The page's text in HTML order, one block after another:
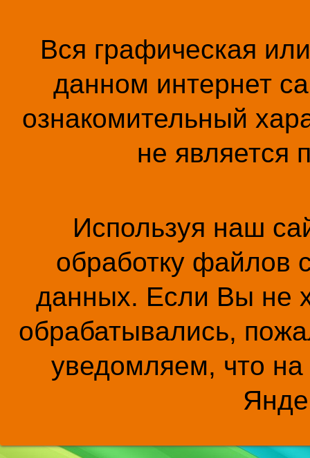
Вся графическая
данном интернет
ознакомительный
не является
Используя наш
обработку файлов
данных. Если Вы не
обрабатывались,
уведомляем, что на